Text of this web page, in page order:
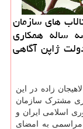
های سازمان
ساله همکاری
ژاپن آگاهی
زاده در این
مشترک سازمان
اسلامی ایران و
تاریخ ۲۹ بهمن ماه ۱۳۹۹ طی مراسمی به امضای